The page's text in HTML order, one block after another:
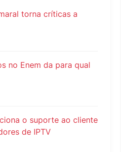
torna críticas a
no Enem da para qual
o suporte ao cliente
de IPTV